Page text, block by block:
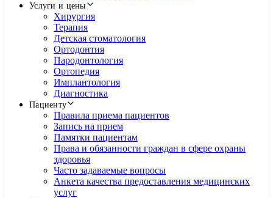
Услуги и цены
Хирургия
Терапия
Детская стоматология
Ортодонтия
Пародонтология
Ортопедия
Имплантология
Диагностика
Пациенту
Правила приема пациентов
Запись на прием
Памятки пациентам
Права и обязанности граждан в сфере охраны
здоровья
Часто задаваемые вопросы
Анкета качества предоставления медицинских
услуг